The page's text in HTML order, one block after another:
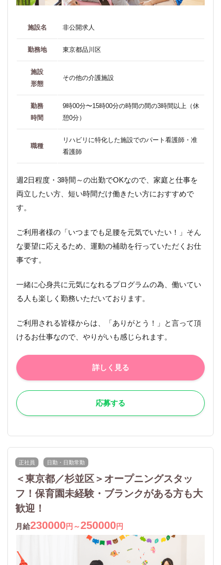
施設名 非公開求人
勤務地 東京都品川区
施設
形態
その他の介護施設
勤務
時間
9時00分〜15時00分の時間の間の3時間以上（休
憩0分）
職種
リハビリに特化した施設でのパート看護師・准
看護師
週2日程度・3時間～の出勤でOKなので、家庭と仕事を
両立したい方、短い時間だけ働きたい方におすすめで
す。
ご利用者様の「いつまでも足腰を元気でいたい！」そん
な要望に応えるため、運動の補助を行っていただくお仕
事です。
一緒に心身共に元気になれるプログラムの為、働いてい
る人も楽しく勤務いただいております。
ご利用される皆様からは、「ありがとう！」と言って頂
けるお仕事なので、やりがいも感じられます。
詳しく見る
応募する
正社員 日勤・日勤常勤
＜東京都／杉並区＞オープニングスタッ
フ！保育園未経験・ブランクがある方も大
歓迎！
月給230000円～250000円